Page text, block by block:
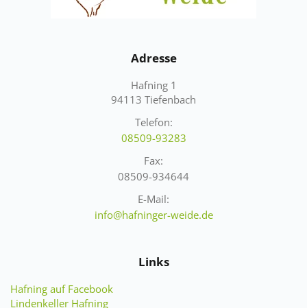
Adresse
Hafning 1
94113 Tiefenbach
Telefon:
08509-93283
Fax:
08509-934644
E-Mail:
info@hafninger-weide.de
Links
Hafning auf Facebook
Lindenkeller Hafning